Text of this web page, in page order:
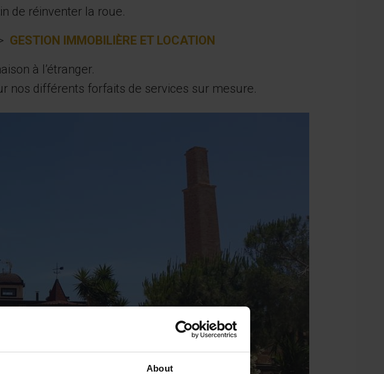
About
de réinventer la roue.
GESTION IMMOBILIÈRE ET LOCATION
à l’étranger.
nos différents forfaits de services sur mesure.